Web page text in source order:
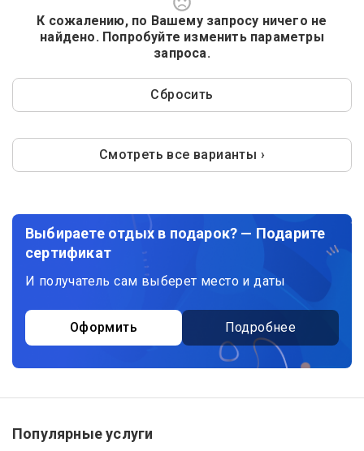
К сожалению, по Вашему запросу ничего не
найдено. Попробуйте изменить параметры
запроса.
Сбросить
Смотреть все варианты ›
Выбираете отдых в подарок? — Подарите
сертификат
И получатель сам выберет место и даты
Оформить Подробнее
Популярные услуги